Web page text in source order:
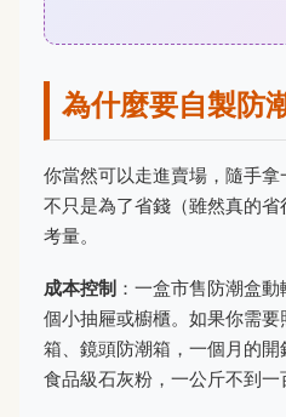
為什麼要自製防
你當然可以走進賣場，隨手
不只是為了省錢（雖然真的
考量。
成本控制 ：一盒市售防潮盒
個小抽屜或櫥櫃。如果你需
箱、鏡頭防潮箱，一個月的
食品級石灰粉，一公斤不到一